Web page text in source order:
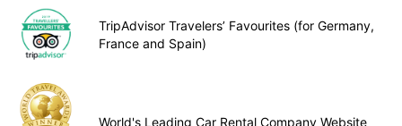
TripAdvisor Travelers’ Favourites (for Germany,
France and Spain)
World's Leading Car Rental Company Website